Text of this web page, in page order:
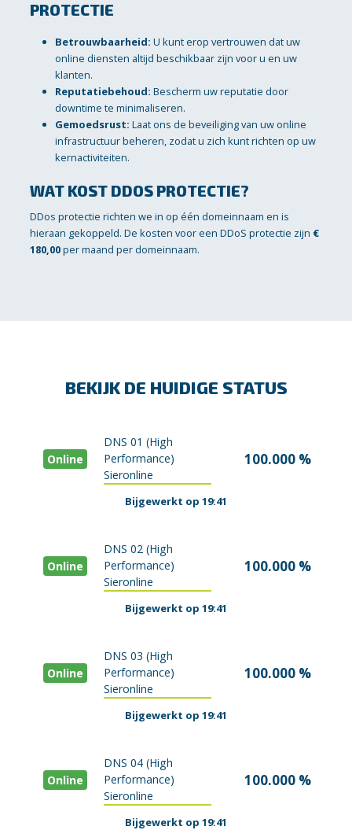
PROTECTIE
Betrouwbaarheid: U kunt erop vertrouwen dat uw
online diensten altijd beschikbaar zijn voor u en uw
klanten.
Reputatiebehoud: Bescherm uw reputatie door
downtime te minimaliseren.
Gemoedsrust: Laat ons de beveiliging van uw online
infrastructuur beheren, zodat u zich kunt richten op uw
kernactiviteiten.
WAT KOST DDOS PROTECTIE?
DDos protectie richten we in op één domeinnaam en is
hieraan gekoppeld. De kosten voor een DDoS protectie zijn €
180,00per maand per domeinnaam.
BEKIJK DE HUIDIGE STATUS
Online
DNS 01 (High
Performance)
Sieronline
100.000 %
Bijgewerkt op 19:41
Online
DNS 02 (High
Performance)
Sieronline
100.000 %
Bijgewerkt op 19:41
Online
DNS 03 (High
Performance)
Sieronline
100.000 %
Bijgewerkt op 19:41
Online
DNS 04 (High
Performance)
Sieronline
100.000 %
Bijgewerkt op 19:41